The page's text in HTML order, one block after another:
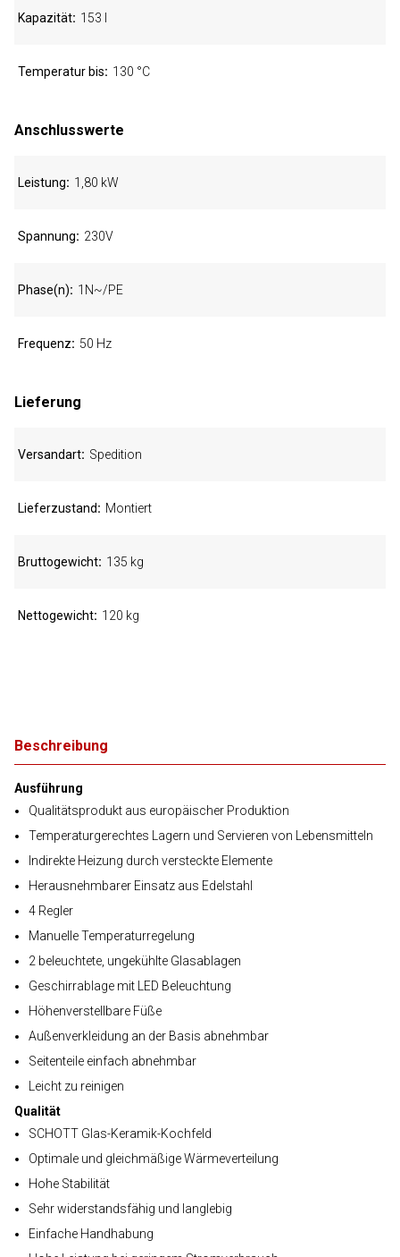
Beschreibung
Ausführung
Qualitätsprodukt aus europäischer Produktion
Temperaturgerechtes Lagern und Servieren von Lebensmitteln
Indirekte Heizung durch versteckte Elemente
Herausnehmbarer Einsatz aus Edelstahl
4 Regler
Manuelle Temperaturregelung
2 beleuchtete, ungekühlte Glasablagen
Geschirrablage mit LED Beleuchtung
Höhenverstellbare Füße
Außenverkleidung an der Basis abnehmbar
Seitenteile einfach abnehmbar
Leicht zu reinigen
Qualität
SCHOTT Glas-Keramik-Kochfeld
Optimale und gleichmäßige Wärmeverteilung
Hohe Stabilität
Sehr widerstandsfähig und langlebig
Einfache Handhabung
Kapazität 153 l
Temperatur bis 130 °C
Anschlusswerte
Leistung 1,80 kW
Spannung 230V
Phase(n) 1N~/PE
Frequenz 50 Hz
Lieferung
Versandart Spedition
Lieferzustand Montiert
Bruttogewicht 135 kg
Nettogewicht 120 kg